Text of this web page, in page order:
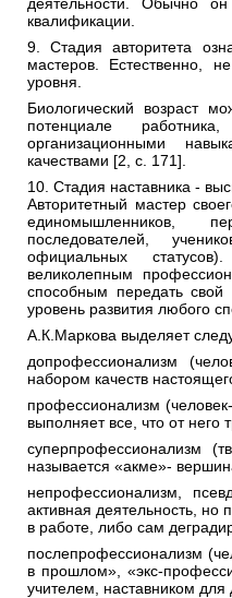
квалификации.
9. Стадия авторитета
мастеров. Естественно,
уровня.
Биологический возраст
потенциале
организационными
качествами [2, с. 171].
10. Стадия наставника -
Авторитетный мастер
единомышленников,
последователей,
официальных
великолепным
способным передать
уровень развития любого
А.К.Маркова выделяет
допрофессионализм
набором качеств
профессионализм
выполняет все, что от него
суперпрофессионализм
называется «акме»-
непрофессионализм,
активная деятельность, но
в работе, либо сам
послепрофессионализм
в прошлом», «экс-
учителем, наставником для